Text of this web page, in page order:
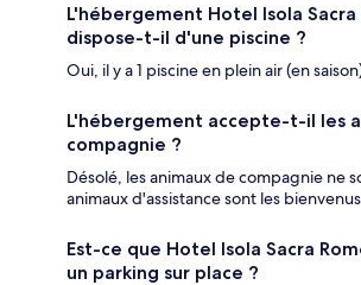
L'hébergement Hotel Isola
dispose-t-il d'une piscine ?
Oui, il y a 1 piscine en plein air (en
L'hébergement accepte-t-il les
compagnie ?
Désolé, les animaux de compagnie ne
animaux d'assistance sont les
Est-ce que Hotel Isola Sacra
un parking sur place ?